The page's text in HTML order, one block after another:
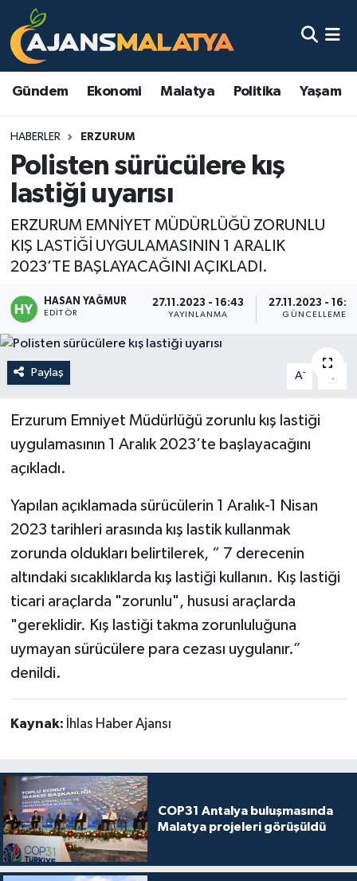
Gündem Ekonomi Malatya Politika Yaşam
HABERLER ERZURUM
Polisten sürücülere kış
lastiği uyarısı
ERZURUM EMNİYET MÜDÜRLÜĞÜ ZORUNLU
KIŞ LASTİĞİ UYGULAMASININ 1 ARALIK
2023’TE BAŞLAYACAĞINI AÇIKLADI.
HASAN YAĞMUR
EDITÖR
27.11.2023 - 16:43
YAYINLANMA
27.11.2023 -
GÜNCELLEME
Paylaş A- A
Erzurum Emniyet Müdürlüğü zorunlu kış lastiği
uygulamasının 1 Aralık 2023’te başlayacağını
açıkladı.
Yapılan açıklamada sürücülerin 1 Aralık-1 Nisan
2023 tarihleri arasında kış lastik kullanmak
zorunda oldukları belirtilerek, “ 7 derecenin
altındaki sıcaklıklarda kış lastiği kullanın. Kış lastiği
ticari araçlarda "zorunlu", hususi araçlarda
"gereklidir. Kış lastiği takma zorunluluğuna
uymayan sürücülere para cezası uygulanır.”
denildi.
Kaynak: İhlas Haber Ajansı
COP31 Antalya buluşmasında
Malatya projeleri görüşüldü
Asayiş
Eğitim
Ekonomi
Gündem
Kadın
Kültür & Sanat
Magazin
Politika
Sağlık
Spor
Teknoloji
Yaşam
Malatya Nöbetçi Eczaneler
Malatya Namaz Vakitleri
Malatya Trafik Yoğunluk Haritası
TFF 3.Lig 2.Grup Puan Durumu ve Fikstür
Tüm Manşetler
Son Dakika Haberleri
Haber Arşivi